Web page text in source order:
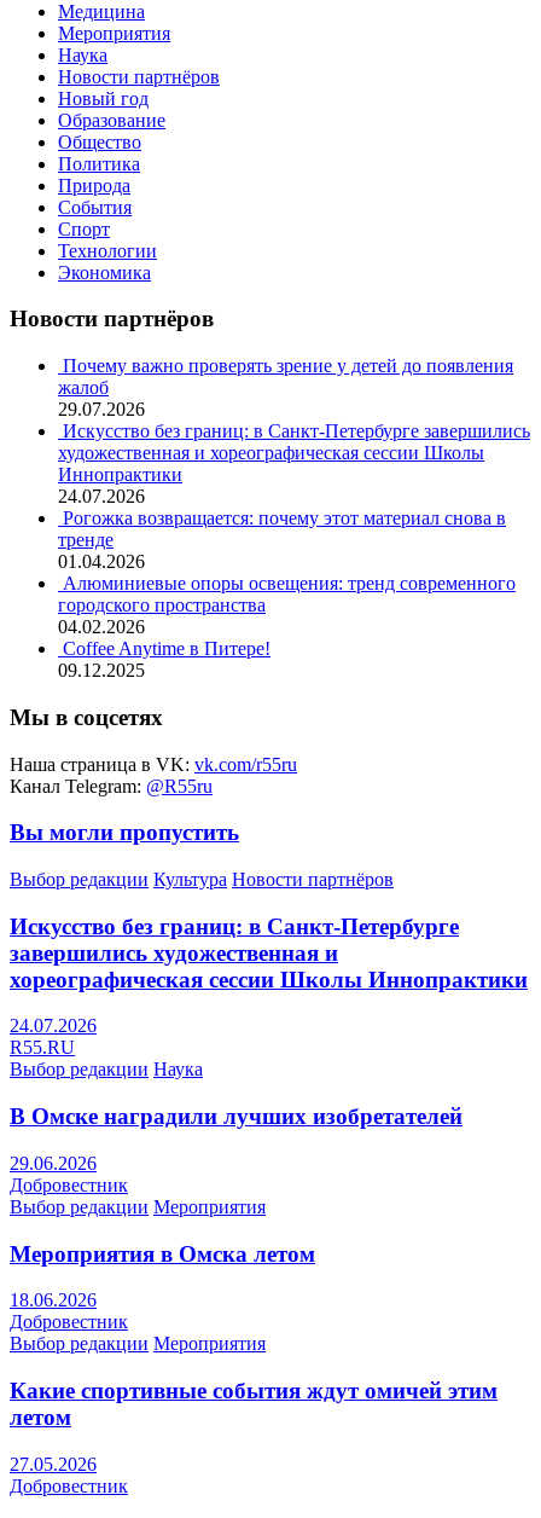
Медицина
Мероприятия
Наука
Новости партнёров
Новый год
Образование
Общество
Политика
Природа
События
Спорт
Технологии
Экономика
Новости партнёров
Почему важно проверять зрение у детей до появления
жалоб
29.07.2026
Искусство без границ: в Санкт-Петербурге завершились
художественная и хореографическая сессии Школы
Иннопрактики
24.07.2026
Рогожка возвращается: почему этот материал снова в
тренде
01.04.2026
Алюминиевые опоры освещения: тренд современного
городского пространства
04.02.2026
Coffee Anytime в Питере!
09.12.2025
Мы в соцсетях
Наша страница в VK: vk.com/r55ru
Канал Telegram: @R55ru
Вы могли пропустить
Выбор редакции Культура Новости партнёров
Искусство без границ: в Санкт-Петербурге
завершились художественная и
хореографическая сессии Школы Иннопрактики
24.07.2026
R55.RU
Выбор редакции Наука
В Омске наградили лучших изобретателей
29.06.2026
Добровестник
Выбор редакции Мероприятия
Мероприятия в Омска летом
18.06.2026
Добровестник
Выбор редакции Мероприятия
Какие спортивные события ждут омичей этим
летом
27.05.2026
Добровестник